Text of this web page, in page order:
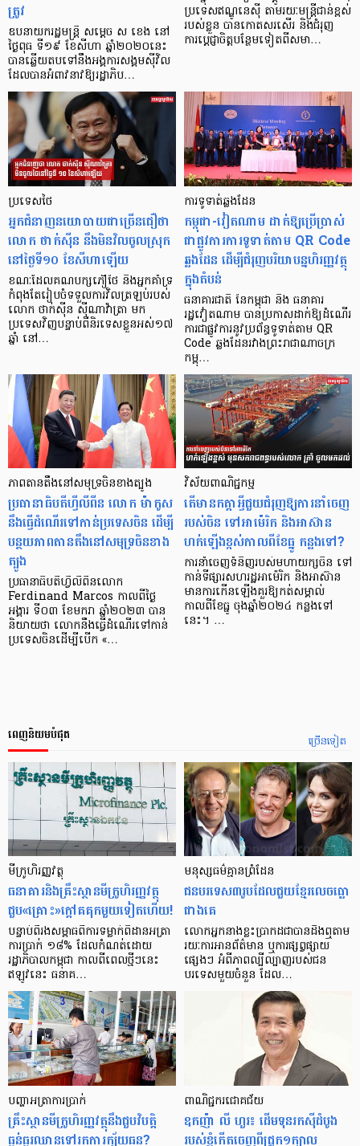
ត្រូវ
ឧបនាយករដ្ឋមន្ត្រី សម្តេច ស ខេង នៅ
ថ្ងៃពុធ ទី១៩ ខែសីហា ឆ្នាំ២០២០​នេះ
បាន​ឆ្លើយតប​ទៅនឹង​អង្គការ​សង្គម​ស៊ីវិល​
ដែល​បាន​អំពាវនាវ​ឱ្យ​រដ្ឋាភិប…
ប្រទេសឥណ្ឌូនេស៊ី តាមរយៈមន្រ្តីជាន់ខ្ពស់
របស់ខ្លួន បានកោតសរសើរ និងជំរុញ
ការប្តេជ្ញាចិត្តបន្ថែមទៀតពីសមា…
ប្រទេសថៃ
អ្នកជំនាញនយោបាយជាច្រើនជឿថា
លោក ថាក់ស៊ីន នឹងមិនវិលចូលស្រុក
នៅថ្ងៃទី១០ ខែសីហាឡើយ
ខណៈដែលគណបក្សភឿថៃ និងអ្នកគាំទ្រ
កំពុងតែរៀបចំទទួលការវិលត្រឡប់របស់
លោក ថាក់ស៊ីន ស៊ីណាវ៉ាត្រា មក
ប្រទេសវិញបន្ទាប់ពីនិរទេសខ្លួនអស់១៧
ឆ្នាំ នៅ…
ការទូទាត់ឆ្លងដែន
កម្ពុជា-វៀតណាម ដាក់ឱ្យប្រើប្រាស់
ជាផ្លូវការការទូទាត់តាម QR Code
ឆ្លងដែន ដើម្បីជំរុញបរិយាបន្នហិរញ្ញវត្ថុ
ក្នុងតំបន់
ធនាគារជាតិ នៃកម្ពុជា និង ធនាគារ
រដ្ឋវៀតណាម បានប្រកាសដាក់ឱ្យដំណើរ
ការជាផ្លូវការនូវប្រព័ន្ធទូទាត់តាម QR
Code ឆ្លងដែនរវាងព្រះរាជាណាចក្រ
កម្ពុ…
ភាពតានតឹងនៅសមុទ្រចិនខាងត្បូង
ប្រធានាធិបតីហ្វីលីពីន លោក ម៉ាកូស
នឹងធ្វើដំណើរទៅកាន់ប្រទេសចិន ដើម្បី
បន្ថយភាពតានតឹងនៅសមុទ្រចិនខាង
ត្បូង
ប្រធានាធិបតីហ្វីលីពីនលោក
Ferdinand Marcos កាលពីថ្ងៃ
អង្គារ ទី០៣ ខែមករា ឆ្នាំ២០២៣ បាន
និយាយថា លោកនឹងធ្វើដំណើរទៅកាន់
ប្រទេសចិនដើម្បីបើក «…
វិស័យពាណិជ្ជកម្ម
តើមានកត្តាអ្វីជួយជំរុញឱ្យការនាំចេញ
របស់ចិន ទៅអាម៉េរិក និងអាស៊ាន
ហក់ឡើងខ្ពស់កាលពីខែធ្នូ កន្លងទៅ?
ការនាំចេញទំនិញរបស់មហាយក្សចិន ទៅ
កាន់ទីផ្សារសហរដ្ឋអាម៉េរិក និងអាស៊ាន
មានការកើនឡើងគួរឱ្យកត់សម្គាល់
កាលពីខែធ្នូ ចុងឆ្នាំ២០២៤ កន្លងទៅ
នេះ។ …
ច្រើនទៀត
ពេញនិយមបំផុត
មីក្រូ​ហិរញ្ញវត្ថុ
ធនាគារ​និង​គ្រឹះស្ថាន​មីក្រូ​ហិរញ្ញវត្ថុ​
ជួប«គ្រោះ»ក្តៅ​គគុក​មួយ​ទៀត​ហើយ!
បន្ទាប់​ពី​រង​សម្ពាធ​​ពី​ការ​ទម្លាក់​ពិដាន​អត្រា​
ការ​ប្រាក់ ១៨​% ដែល​កំណត់​ដោយ​
រដ្ឋាភិបាល​កម្ពុជា កាល​ពី​ពេល​ថ្មីៗ​នេះ
ឥឡូវ​នេះ ធនាគ…
មនុស្ស​ធម៌​គ្មាន​ព្រំដែន
ជន​បរទេស​៣​រូប​ដែល​ជួយ​ខ្មែរ​លេច​ធ្លោ​
ជាង​គេ
លោកអ្នក​នាង​ខ្លះ​ប្រាកដ​ជា​បាន​​ដឹង​ឮ​តាម​
រយៈ​ការ​អាន​ព័ត៌មាន ឬ​ការ​ផ្សព្វផ្សាយ​
ផ្សេងៗ អំពី​ភាព​ល្បីល្បាញ​របស់​ជន​
បរទេស​មួយ​ចំនួន ដែល…
បញ្ហា​អត្រា​ការប្រាក់
គ្រឹះស្ថាន​មីក្រូ​ហិរញ្ញវត្ថុ​នឹង​ជួប​វិបត្តិ​
ធ្ងន់ធ្ងរ​ឈាន​ទៅ​រក​ការ​ក្ស័យធន?
ពាណិជ្ជករជោគជ័យ
ឧកញ៉ា លី ហួរ៖ ដើមទុនរកស៊ីដំបូង
របស់ខ្ញុំកើតចេញពីជ្រូក១ក្បាល